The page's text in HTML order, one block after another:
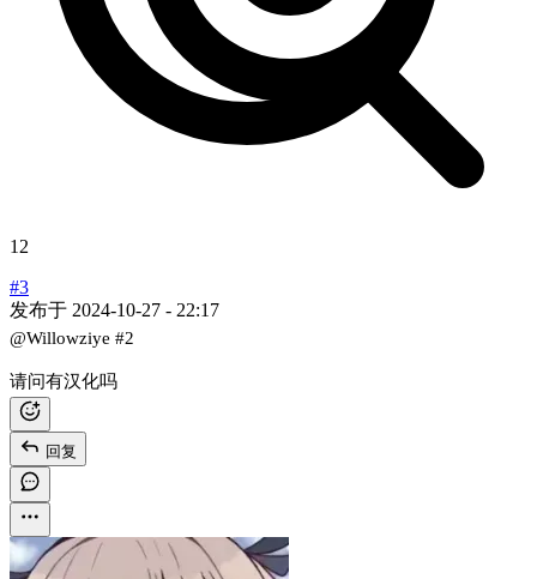
12
#3
发布于 2024-10-27 - 22:17
@Willowziye #2
请问有汉化吗
回复